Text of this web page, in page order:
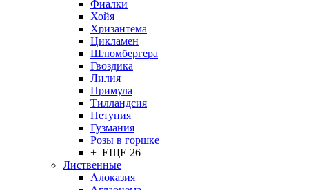
Фиалки
Хойя
Хризантема
Цикламен
Шлюмбергера
Гвоздика
Лилия
Примула
Тилландсия
Петуния
Гузмания
Розы в горшке
+ ЕЩЕ 26
Лиственные
Алоказия